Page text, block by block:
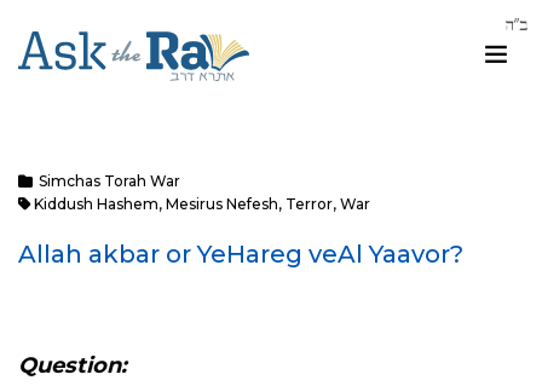
Simchas Torah War
Kiddush Hashem, Mesirus Nefesh, Terror, War
Allah akbar or YeHareg veAl Yaavor?
Question: